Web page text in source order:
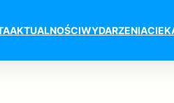
AKTUALNOŚCIWYDARZENIA